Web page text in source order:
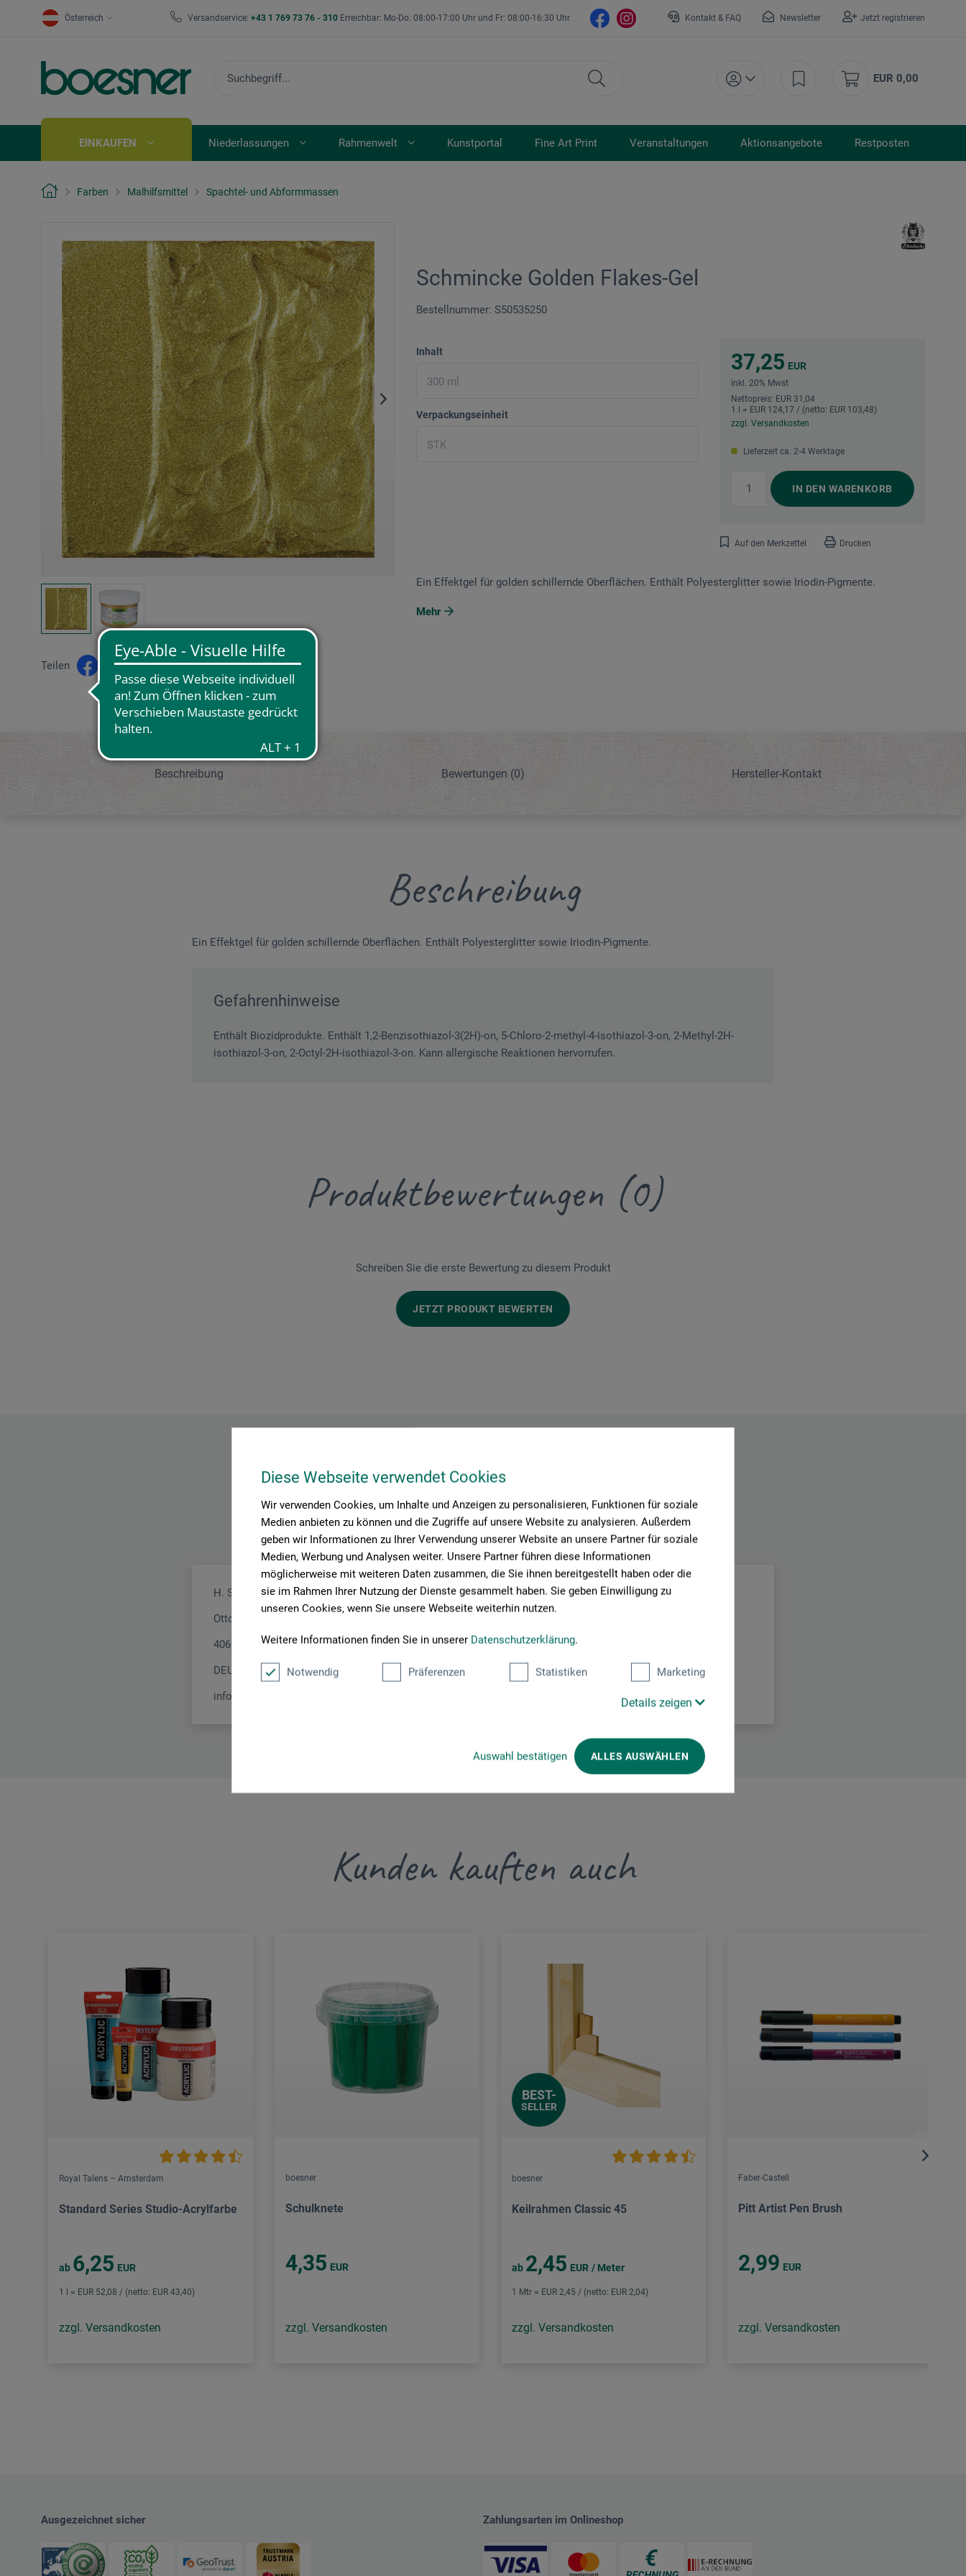
Diese Webseite verwendet Cookies
Wir verwenden Cookies, um Inhalte und Anzeigen zu personalisieren, Funktionen für soziale
Medien anbieten zu können und die Zugriffe auf unsere Website zu analysieren. Außerdem
geben wir Informationen zu Ihrer Verwendung unserer Website an unsere Partner für soziale
Medien, Werbung und Analysen weiter. Unsere Partner führen diese Informationen
möglicherweise mit weiteren Daten zusammen, die Sie ihnen bereitgestellt haben oder die
sie im Rahmen Ihrer Nutzung der Dienste gesammelt haben. Sie geben Einwilligung zu
unseren Cookies, wenn Sie unsere Webseite weiterhin nutzen.
Weitere Informationen finden Sie in unserer Datenschutzerklärung.
Notwendig Präferenzen Statistiken Marketing
Details zeigen
Auswahl bestätigen ALLES AUSWÄHLEN
Österreich Versandservice: +43 1 769 73 76 - 310 Erreichbar: Mo-Do: 08:00-17:00 Uhr und Fr: 08:00-16:30 Uhr Kontakt & FAQ Newsletter Jetzt registrieren
EUR 0,00
EINKAUFEN Niederlassungen Rahmenwelt Kunstportal Fine Art Print Veranstaltungen Aktionsangebote Restposten
Farben Malhilfsmittel Spachtel- und Abformmassen
Schmincke Golden Flakes-Gel
Bestellnummer: S50535250
Inhalt
Verpackungseinheit
37,25 EUR
inkl. 20% Mwst
Nettopreis: EUR 31,04
1 l = EUR 124,17 / (netto: EUR 103,48)
zzgl. Versandkosten
Lieferzeit ca. 2-4 Werktage
IN DEN WARENKORB
Auf den Merkzettel Drucken
Teilen
Ein Effektgel für golden schillernde Oberflächen. Enthält Polyesterglitter sowie Iriodin-Pigmente.
Mehr
Beschreibung Bewertungen (0) Hersteller-Kontakt
Beschreibung
Ein Effektgel für golden schillernde Oberflächen. Enthält Polyesterglitter sowie Iriodin-Pigmente.
Gefahrenhinweise
Enthält Biozidprodukte. Enthält 1,2-Benzisothiazol-3(2H)-on, 5-Chloro-2-methyl-4-isothiazol-3-on, 2-Methyl-2H-
isothiazol-3-on, 2-Octyl-2H-isothiazol-3-on. Kann allergische Reaktionen hervorrufen.
Produktbewertungen (0)
Schreiben Sie die erste Bewertung zu diesem Produkt
JETZT PRODUKT BEWERTEN
Hersteller-Kontakt
Hier finden Sie die Kontaktdaten des Herstellers zu diesem Produkt.
H. Schmincke & Co. GmbH & Co. KG
Otto-Hahn-Str. 2
40699 Erkrath
DEUTSCHLAND
info@schmincke.de
Kunden kauften auch
Royal Talens – Amsterdam
Standard Series Studio-Acrylfarbe
ab 6,25 EUR
1 l = EUR 52,08 / (netto: EUR 43,40)
zzgl. Versandkosten
boesner
Schulknete
4,35 EUR
zzgl. Versandkosten
BEST-
SELLER
boesner
Keilrahmen Classic 45
ab 2,45 EUR / Meter
1 Mtr = EUR 2,45 / (netto: EUR 2,04)
zzgl. Versandkosten
Faber-Castell
Pitt Artist Pen Brush
2,99 EUR
zzgl. Versandkosten
Ausgezeichnet sicher Zahlungsarten im Onlineshop